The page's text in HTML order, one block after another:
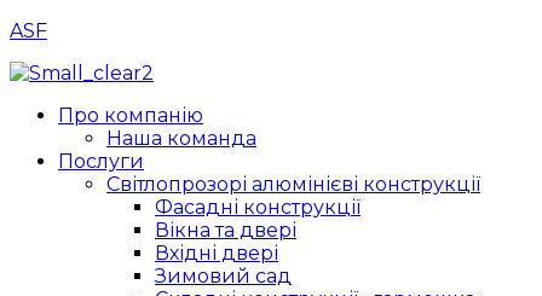
ASF
Menu
Про компанію
Наша команда
Послуги
Світлопрозорі алюмінієві конструкції
Фасадні конструкції
Вікна та двері
Вхідні двері
Зимовий сад